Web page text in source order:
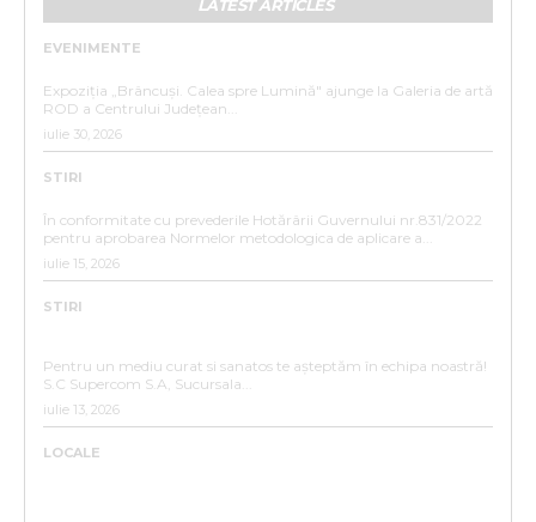
LATEST ARTICLES
EVENIMENTE
Expoziția „Brâncuși. Calea spre Lumină" ajunge la Galeria de artă
ROD a Centrului Județean...
iulie 30, 2026
STIRI
În conformitate cu prevederile Hotărârii Guvernului nr.831/2022
pentru aprobarea Normelor metodologica de aplicare a...
iulie 15, 2026
STIRI
Pentru un mediu curat si sanatos te așteptăm în echipa noastră!
S.C Supercom S.A, Sucursala...
iulie 13, 2026
LOCALE